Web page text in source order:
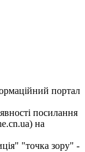
портал
посилання
на
"точка зору" -